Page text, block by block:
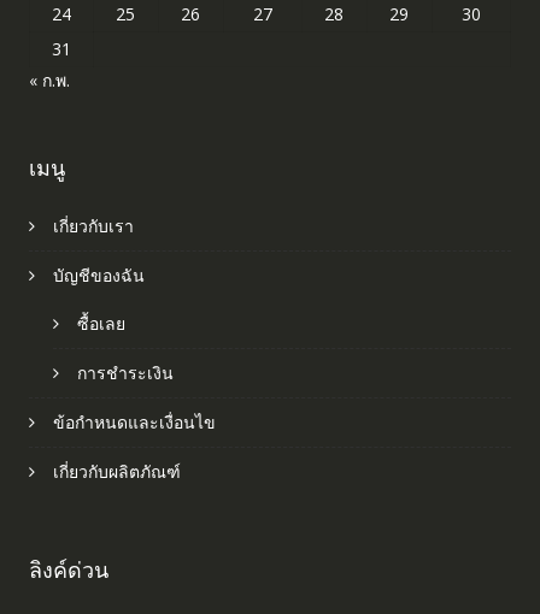
24
25 26 27 28 29
30
31
« ก.พ.
เมนู
เกี่ยวกับเรา
บัญชีของฉัน
ซื้อเลย
การชำระเงิน
ข้อกำหนดและเงื่อนไข
เกี่ยวกับผลิตภัณฑ์
ลิงค์ด่วน